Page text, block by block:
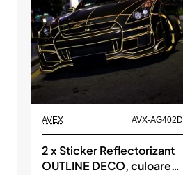
AVEX AVX-AG402D
2 x Sticker Reflectorizant
OUTLINE DECO, culoare